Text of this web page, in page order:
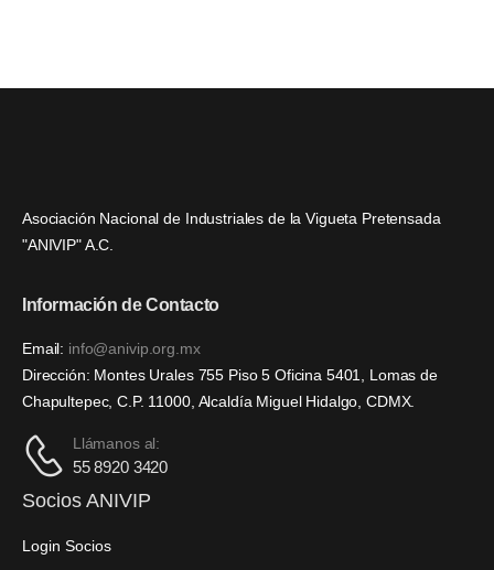
Asociación Nacional de Industriales de la Vigueta Pretensada
"ANIVIP" A.C.
Información de Contacto
Email: info@anivip.org.mx
Dirección: Montes Urales 755 Piso 5 Oficina 5401, Lomas de
Chapultepec, C.P. 11000, Alcaldía Miguel Hidalgo, CDMX.
Llámanos al:
55 8920 3420
Socios ANIVIP
Login Socios